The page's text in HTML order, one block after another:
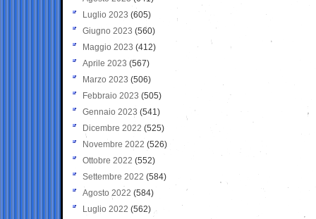
Luglio 2023 (605)
Giugno 2023 (560)
Maggio 2023 (412)
Aprile 2023 (567)
Marzo 2023 (506)
Febbraio 2023 (505)
Gennaio 2023 (541)
Dicembre 2022 (525)
Novembre 2022 (526)
Ottobre 2022 (552)
Settembre 2022 (584)
Agosto 2022 (584)
Luglio 2022 (562)